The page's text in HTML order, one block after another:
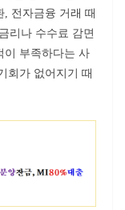
전자금융 거래 때
리나 수수료 감면
이 부족하다는 사
회가 없어지기 때